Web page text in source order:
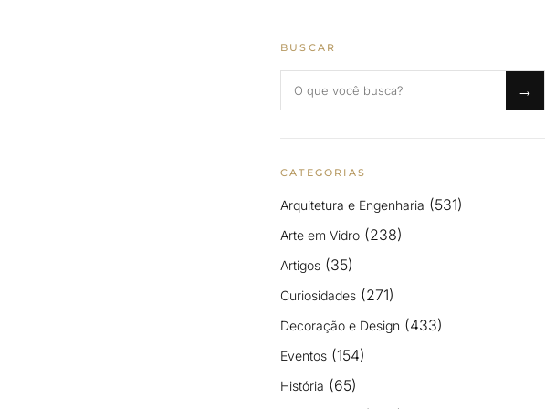
BUSCAR
→
CATEGORIAS
Arquitetura e Engenharia (531)
Arte em Vidro (238)
Artigos (35)
Curiosidades (271)
Decoração e Design (433)
Eventos (154)
História (65)